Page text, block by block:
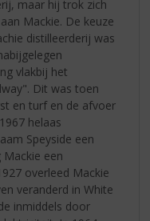
maar hij trok zich
Mackie. De keuze
distilleerderij was
vlakbij het
Dit was toen
en turf en de afvoer
helaas
Speyside een
een
overleed Mackie
veranderd in White
inmiddels door